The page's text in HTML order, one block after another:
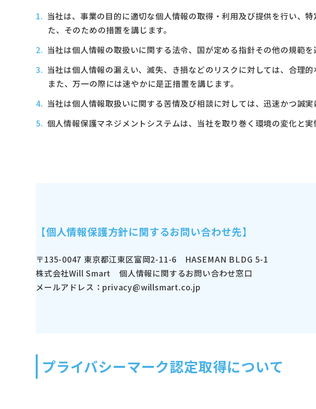
当社は、事業の目的に適切な個人情報の取得・利用及び提供を行い、
た、そのための措置を講じます。
当社は個人情報の取扱いに関する法令、国が定める指針その他の規範を
当社は個人情報の漏えい、滅失、き損などのリスクに対しては、合理
また、万一の際には速やかに是正措置を講じます。
当社は個人情報取扱いに関する苦情及び相談に対しては、迅速かつ誠実
個人情報保護マネジメントシステムは、当社を取り巻く環境の変化と
【個人情報保護方針に関するお問い合わせ先】
〒135-0047 東京都江東区富岡2-11-6 HASEMAN BLDG 5-1
株式会社Will Smart 個人情報に関するお問い合わせ窓口
メールアドレス：privacy@willsmart.co.jp
プライバシーマーク認定取得について